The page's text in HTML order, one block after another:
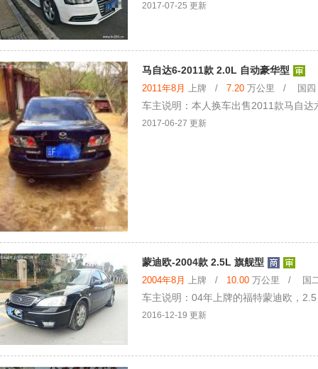
2017-07-25 更新
马自达6-2011款 2.0L 自动豪华型
2011年8月 上牌 / 7.20 万公里 / 国四 /
车主说明：本人换车出售2011款马自
2017-06-27 更新
蒙迪欧-2004款 2.5L 旗舰型
2004年8月 上牌 / 10.00 万公里 / 国二
车主说明：04年上牌的福特蒙迪欧，
2016-12-19 更新